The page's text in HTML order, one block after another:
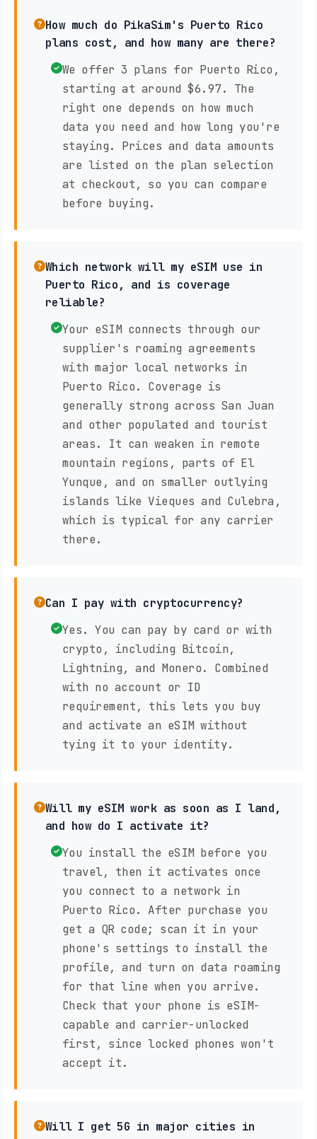
How much do PikaSim's Puerto Rico
plans cost, and how many are there?
We offer 3 plans for Puerto Rico,
starting at around $6.97. The
right one depends on how much
data you need and how long you're
staying. Prices and data amounts
are listed on the plan selection
at checkout, so you can compare
before buying.
Which network will my eSIM use in
Puerto Rico, and is coverage
reliable?
Your eSIM connects through our
supplier's roaming agreements
with major local networks in
Puerto Rico. Coverage is
generally strong across San Juan
and other populated and tourist
areas. It can weaken in remote
mountain regions, parts of El
Yunque, and on smaller outlying
islands like Vieques and Culebra,
which is typical for any carrier
there.
Can I pay with cryptocurrency?
Yes. You can pay by card or with
crypto, including Bitcoin,
Lightning, and Monero. Combined
with no account or ID
requirement, this lets you buy
and activate an eSIM without
tying it to your identity.
Will my eSIM work as soon as I land,
and how do I activate it?
You install the eSIM before you
travel, then it activates once
you connect to a network in
Puerto Rico. After purchase you
get a QR code; scan it in your
phone's settings to install the
profile, and turn on data roaming
for that line when you arrive.
Check that your phone is eSIM-
capable and carrier-unlocked
first, since locked phones won't
accept it.
Will I get 5G in major cities in